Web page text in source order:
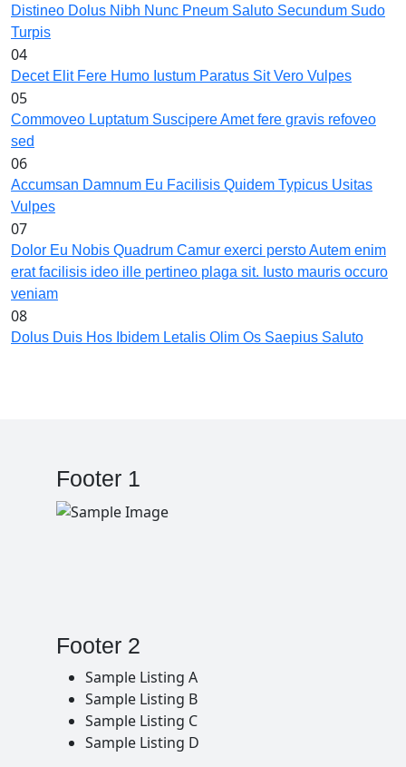
Distineo Dolus Nibh Nunc Pneum Saluto Secundum Sudo
Turpis
04
Decet Elit Fere Humo Iustum Paratus Sit Vero Vulpes
05
Commoveo Luptatum Suscipere Amet fere gravis refoveo
sed
06
Accumsan Damnum Eu Facilisis Quidem Typicus Usitas
Vulpes
07
Dolor Eu Nobis Quadrum Camur exerci persto Autem enim
erat facilisis ideo ille pertineo plaga sit. Iusto mauris occuro
veniam
08
Dolus Duis Hos Ibidem Letalis Olim Os Saepius Saluto
Footer 1
Footer 2
Sample Listing A
Sample Listing B
Sample Listing C
Sample Listing D